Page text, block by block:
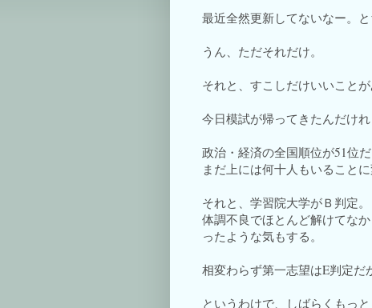
最近全然更新してないなー。と
うん、ただそれだけ。
それと、すこしだけいいことが
今日模試が帰ってきたんだけれ
政治・経済の全国順位が51位
まだ上には何十人もいること
それと、学習院大学がＢ判定。
体調不良でほとんど解けてな
ったような気もする。
相変わらず第一志望はE判定だ
というわけで、しばらくもっ